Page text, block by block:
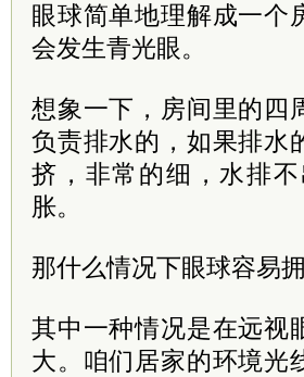
眼球简单地理解成一个
会发生青光眼。
想象一下，房间里的四
负责排水的，如果排水
挤，非常的细，水排
胀。
那什么情况下眼球容易
其中一种情况是在远视
大。咱们居家的环境光